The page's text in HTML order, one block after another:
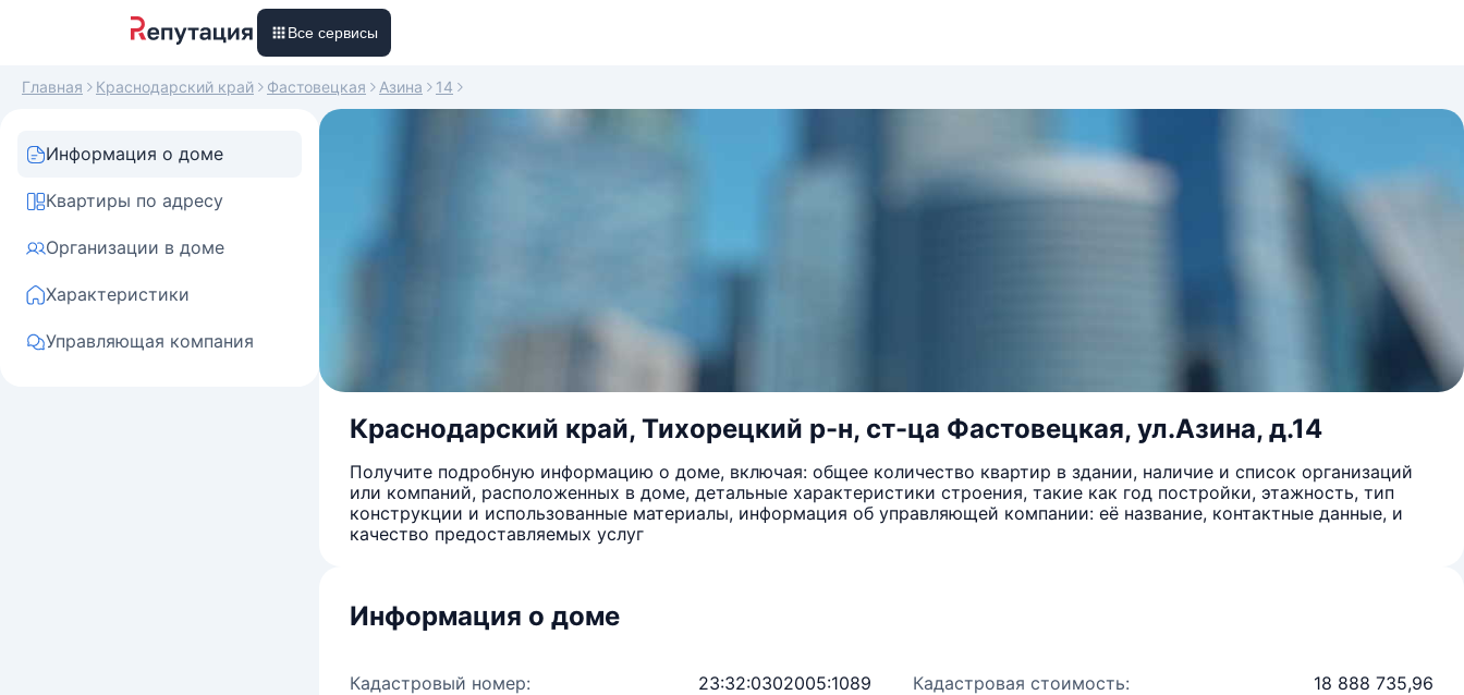
Все сервисы
Главная Краснодарский край Фастовецкая Азина 14
Информация о доме
Квартиры по адресу
Организации в доме
Характеристики
Управляющая компания
Краснодарский край, Тихорецкий р-н, ст-ца Фастовецкая, ул.Азина, д.14
Получите подробную информацию о доме, включая: общее количество квартир в здании, наличие и список организаций
или компаний, расположенных в доме, детальные характеристики строения, такие как год постройки, этажность, тип
конструкции и использованные материалы, информация об управляющей компании: её название, контактные данные, и
качество предоставляемых услуг
Информация о доме
Кадастровый номер: 23:32:0302005:1089 Кадастровая стоимость: 18 888 735,96